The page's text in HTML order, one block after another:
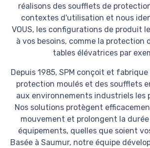
réalisons des soufflets de
contextes d'utilisation et nous
VOUS, les configurations de produit
à vos besoins, comme la protection
tables élévatrices par
Depuis 1985, SPM conçoit et
protection moulés et des soufflets
aux environnements industriels les
Nos solutions protègent
mouvement et prolongent la
équipements, quelles que soient
Basée à Saumur, notre équipe